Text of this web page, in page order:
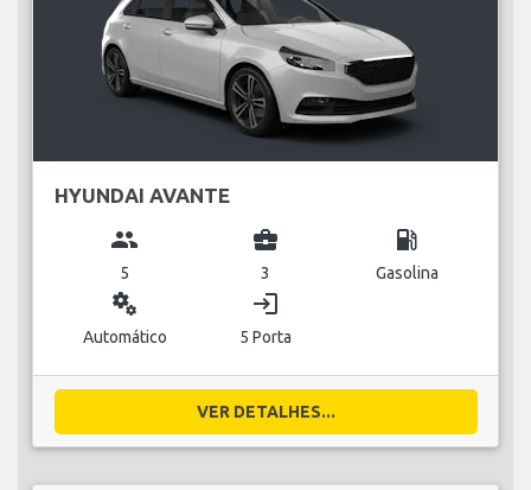
HYUNDAI AVANTE
group
5
business_center
3
local_gas_station
Gasolina
miscellaneous_services
Automático
login
5 Porta
VER DETALHES...